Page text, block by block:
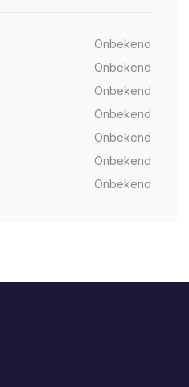
Onbekend
Onbekend
Onbekend
Onbekend
Onbekend
Onbekend
Onbekend